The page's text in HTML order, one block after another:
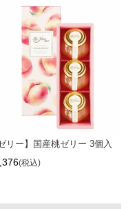
ゼリー】国産桃ゼリー 3個入
税込